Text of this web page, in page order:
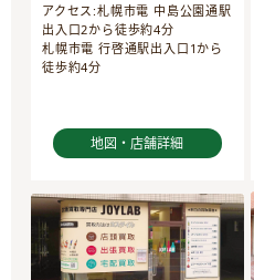
アクセス:札幌市電 中島公園通駅
出入口2から徒歩約4分
札幌市電 行啓通駅出入口1から
徒歩約4分
地図・店舗詳細